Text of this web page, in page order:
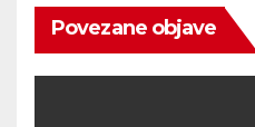
Povezane objave